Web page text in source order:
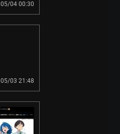
05/04 00:30
05/03 21:48